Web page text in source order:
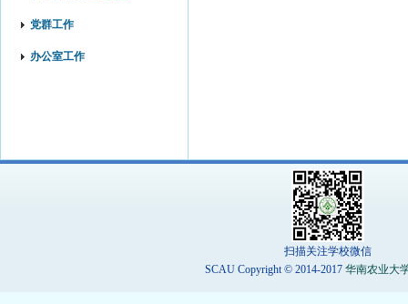
党群工作
办公室工作
扫描关注学校微信
SCAU Copyright © 2014-2017 华南农业大